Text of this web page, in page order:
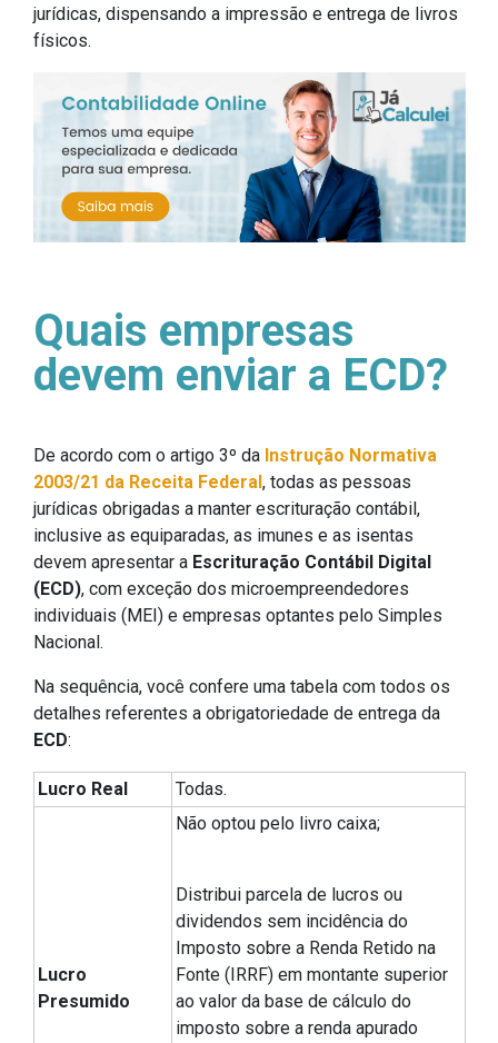
jurídicas, dispensando a impressão e entrega de livros
físicos.
Quais empresas
devem enviar a ECD?
De acordo com o artigo 3º da Instrução Normativa
2003/21 da Receita Federal, todas as pessoas
jurídicas obrigadas a manter escrituração contábil,
inclusive as equiparadas, as imunes e as isentas
devem apresentar a Escrituração Contábil Digital
(ECD), com exceção dos microempreendedores
individuais (MEI) e empresas optantes pelo Simples
Nacional.
Na sequência, você confere uma tabela com todos os
detalhes referentes a obrigatoriedade de entrega da
ECD:
Lucro Real Todas.
Lucro
Presumido
Não optou pelo livro caixa;
Distribui parcela de lucros ou
dividendos sem incidência do
Imposto sobre a Renda Retido na
Fonte (IRRF) em montante superior
ao valor da base de cálculo do
imposto sobre a renda apurado